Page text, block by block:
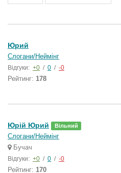
Юрий
Слогани/Неймінг
Відгуки: +0 / 0 / -0
Рейтинг: 178
Юрій Юрий Вільний
Слогани/Неймінг
Бучач
Відгуки: +0 / 0 / -0
Рейтинг: 170